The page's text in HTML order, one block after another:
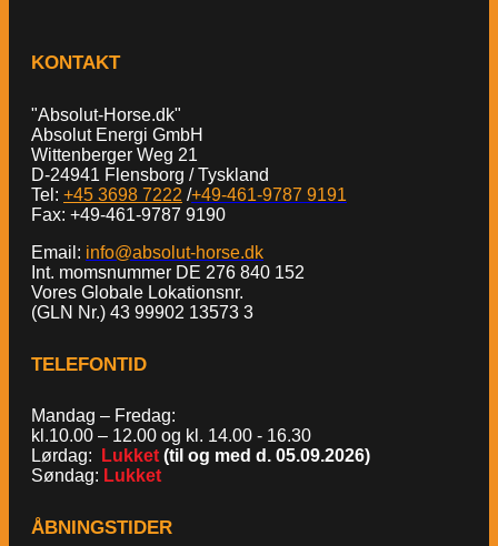
KONTAKT
"Absolut-Horse.dk"
Absolut Energi GmbH
Wittenberger Weg 21
D-24941 Flensborg / Tyskland
Tel: +45 3698 7222 /+49-461-9787 9191
Fax: +49-461-9787 9190
Email: info@absolut-horse.dk
Int. momsnummer DE 276 840 152
Vores Globale Lokationsnr.
(GLN Nr.) 43 99902 13573 3
TELEFONTID
Mandag – Fredag:
kl.10.00 – 12.00 og kl. 14.00 - 16.30
Lørdag:
Lukket (til og med d. 05.09.2026)
Søndag: Lukket
ÅBNINGSTIDER